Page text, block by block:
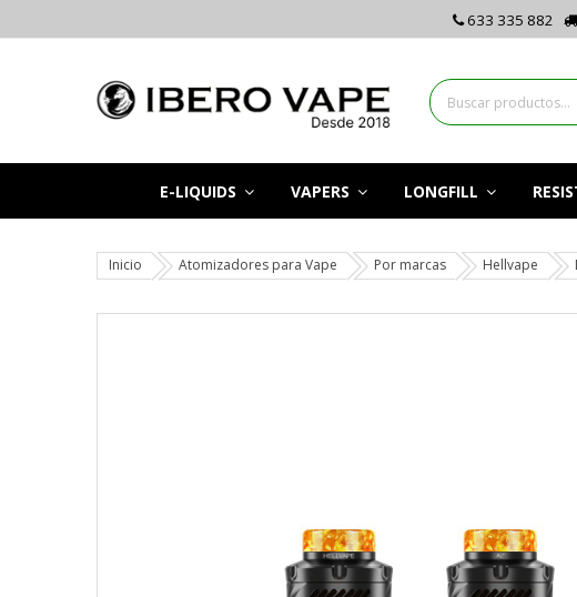
633 335 882
E-LIQUIDS VAPERS LONGFILL
Inicio Atomizadores para Vape Por marcas Hellvape